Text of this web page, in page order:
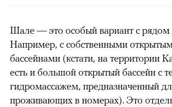
Шале — это особый вариант с рядом
Например, с собственными
бассейнами (кстати, на территории
есть и большой открытый бассейн с
гидромассажем, предназначенный
проживающих в номерах). Это